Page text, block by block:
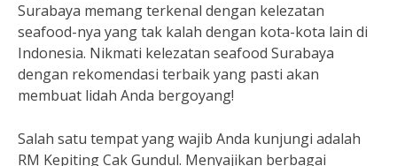
Surabaya memang terkenal dengan kelezatan
seafood-nya yang tak kalah dengan kota-kota lain di
Indonesia. Nikmati kelezatan seafood Surabaya
dengan rekomendasi terbaik yang pasti akan
membuat lidah Anda bergoyang!
Salah satu tempat yang wajib Anda kunjungi adalah
RM Kepiting Cak Gundul. Menyajikan berbagai